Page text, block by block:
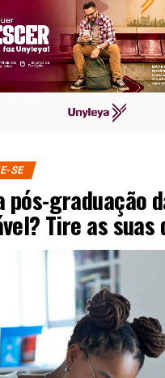
SE
pós-graduação
Tire as suas